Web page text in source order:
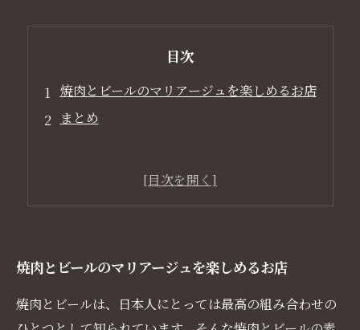
目次
焼肉とビールのマリアージュを楽しめるお店
まとめ
焼肉とビールのマリアージュを楽しめるお店
焼肉とビールは、日本人にとっては最高の組み合わせの